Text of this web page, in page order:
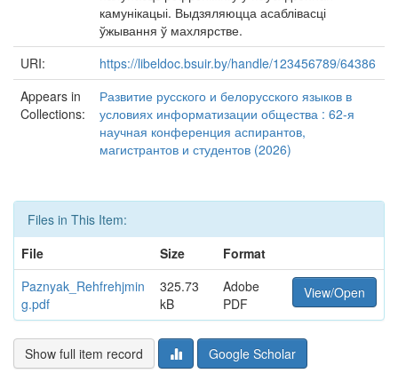
камунікацыі. Выдзяляюцца асаблівасці
ўжывання ў махлярстве.
URI:
https://libeldoc.bsuir.by/handle/123456789/64386
Appears in
Collections:
Развитие русского и белорусского языков в
условиях информатизации общества : 62-я
научная конференция аспирантов,
магистрантов и студентов (2026)
Files in This Item:
File
Size
Format
Paznyak_Rehfrehjmin
g.pdf
325.73
kB
Adobe
PDF
View/Open
Show full item record Google Scholar